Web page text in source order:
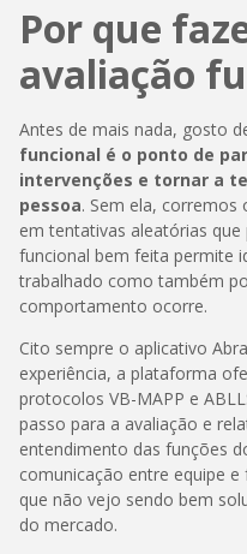
Por que
avaliação
Antes de mais nada, gosto
funcional é o ponto de
intervenções e tornar a
pessoa. Sem ela, corremos
em tentativas aleatórias
funcional bem feita permite
trabalhado como também
comportamento ocorre.
Cito sempre o aplicativo
experiência, a plataforma
protocolos VB-MAPP e
passo para a avaliação e
entendimento das funções
comunicação entre equipe
que não vejo sendo bem
do mercado.